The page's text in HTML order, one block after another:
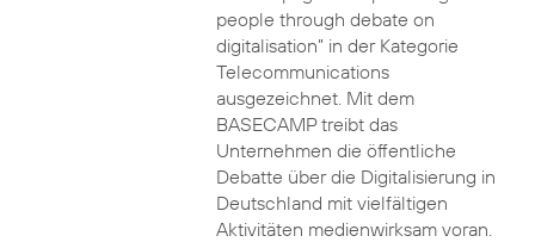
people through debate on
digitalisation” in der Kategorie
Telecommunications
ausgezeichnet. Mit dem
BASECAMP treibt das
Unternehmen die öffentliche
Debatte über die Digitalisierung in
Deutschland mit vielfältigen
Aktivitäten medienwirksam voran.